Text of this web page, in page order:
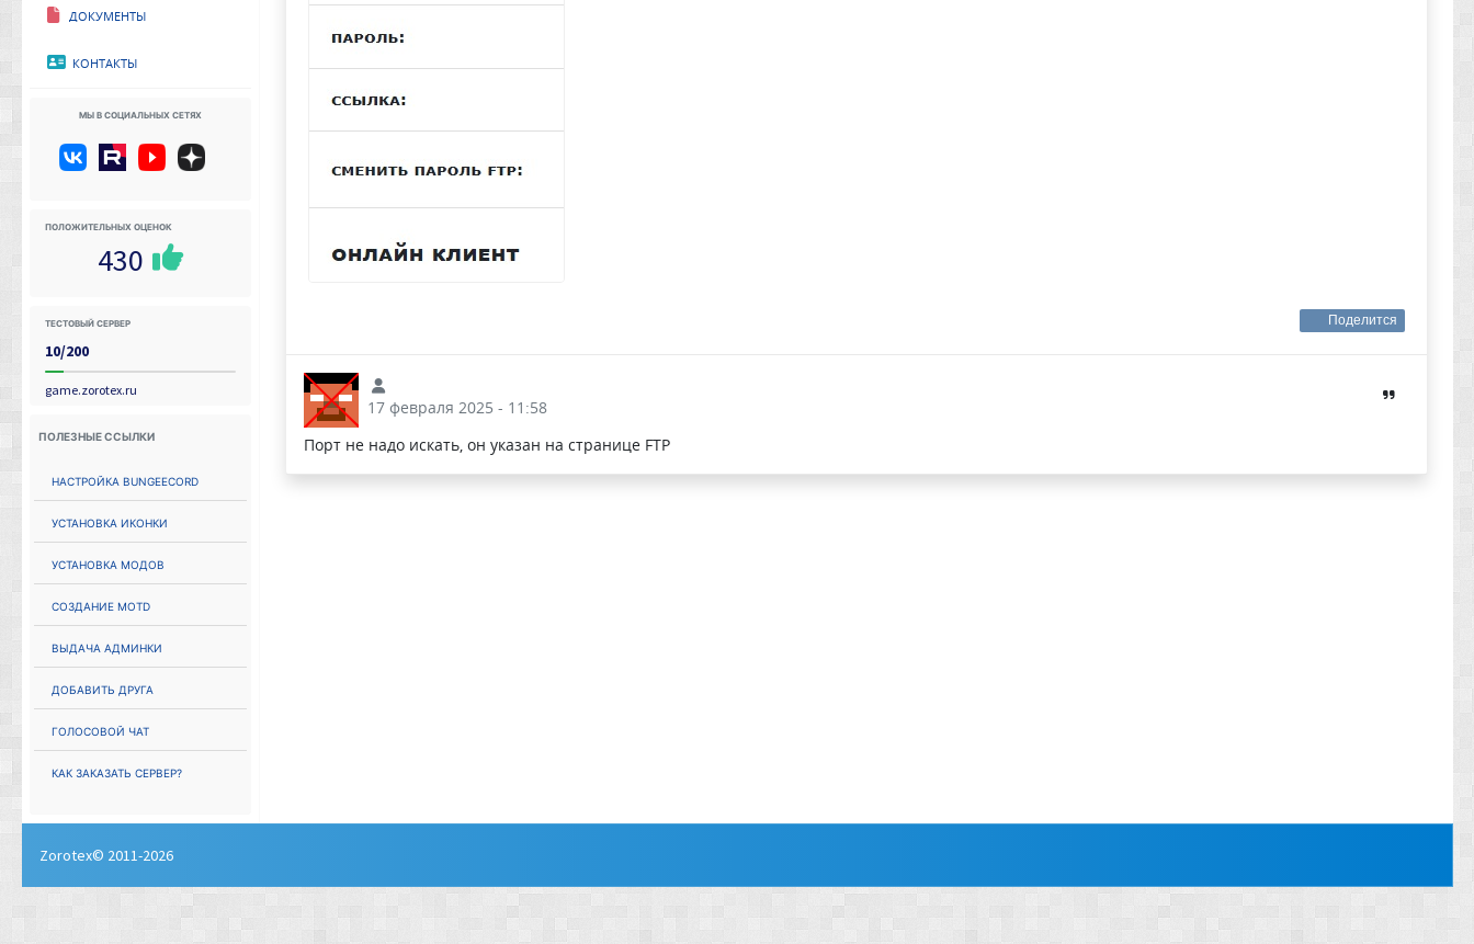
Документы
Контакты
Мы в социальных сетях
Положительных оценок
430
Тестовый сервер
10/200
game.zorotex.ru
Полезные ссылки
Настройка Bungeecord
Установка иконки
Установка модов
Создание MOTD
Выдача админки
Добавить друга
Голосовой чат
Как заказать сервер?
Поделится
17 февраля 2025 - 11:58
Порт не надо искать, он указан на странице FTP
Zorotex© 2011-2026